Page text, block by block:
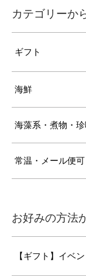
カテゴリーか
ギフト
海鮮
海藻系・煮物・
常温・メール便可
お好みの方法
【ギフト】イベ